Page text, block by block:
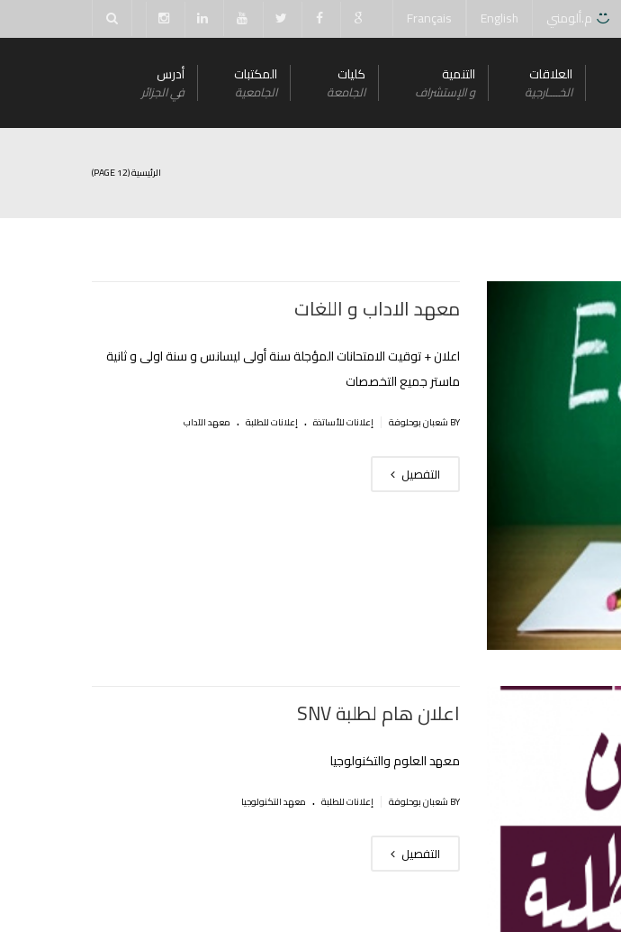
م.ألومني English
Français
العلاقات
الخــــارجية
التنمية
و اﻹستشراف
كليات
الجامعة
المكتبات
الجامعية
أدرس
في الجزائر
الرئيسية(PAGE 12)
معهد الاداب و اللغات
اعلان + توقيت الامتحانات المؤجلة سنة أولى ليسانس و سنة اولى و ثانية
ماستر جميع التخصصات
BY شعبان بوحلوفة إعلانات للأساتذة . إعلانات للطلبة . معهد الآداب
التفصيل
اعلان هام لطلبة SNV
معهد العلوم والتكنولوجيا
BY شعبان بوحلوفة إعلانات للطلبة . معهد التكنولوجيا
التفصيل